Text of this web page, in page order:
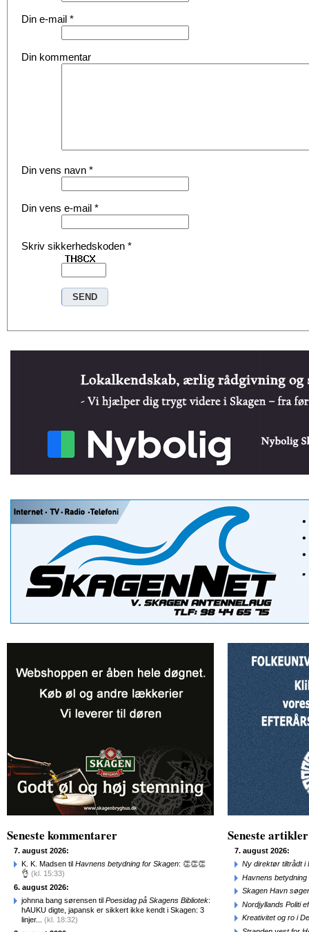
Din e-mail *
Din kommentar
Din vens navn *
Din vens e-mail *
Skriv sikkerhedskoden *
Seneste kommentarer
7. august 2026:
K. K. Madsen til Havnens betydning for Skagen: 👏👏👏
👌 (kl. 15:33)
6. august 2026:
johnna bang sørensen til Poesidag på Skagens Bibliotek:
hAUKU digte, japansk er sikkert ikke kendt i Skagen: 3
linjer... (kl. 18:32)
Seneste artikler
7. august 2026:
Ny direktør tiltrådt i
Havnens betydning
Skagen Havn
Nordjyllands Politi
Kreativitet og ro i